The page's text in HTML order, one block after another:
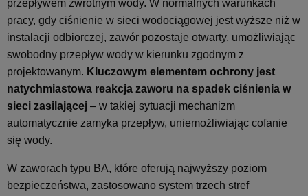
przepływem zwrotnym wody. W normalnych warunkach
pracy, gdy ciśnienie w sieci wodociągowej jest wyższe niż w
instalacji odbiorczej, zawór pozostaje otwarty, umożliwiając
swobodny przepływ wody w kierunku zgodnym z
projektowanym. Kluczowym elementem ochrony jest
natychmiastowa reakcja zaworu na spadek ciśnienia w
sieci zasilającej – w takiej sytuacji mechanizm
automatycznie zamyka przepływ, uniemożliwiając cofanie
się wody.
W zaworach typu BA, które oferują najwyższy poziom
bezpieczeństwa, zastosowano system trzech stref